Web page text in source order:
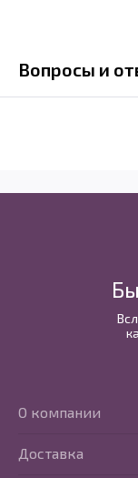
Вопросы и
О компании
Доставка